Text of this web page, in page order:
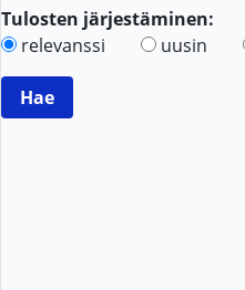
Tulosten järjestäminen:
relevanssi
uusin